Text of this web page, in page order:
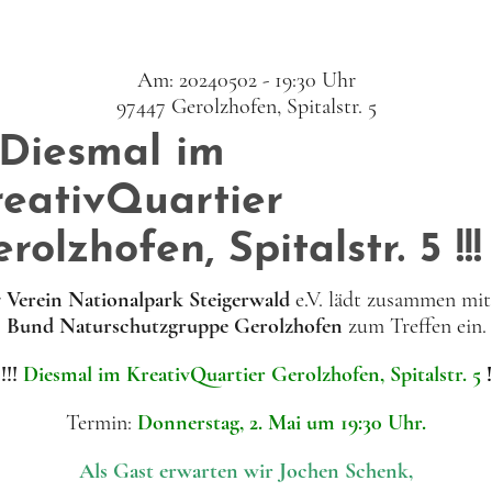
Am: 20240502 - 19:30 Uhr
97447 Gerolzhofen, Spitalstr. 5
im
Spitalstr. 5 !!!
Verein Nationalpark Steigerwalde.V. lädt zusammen
Bund Naturschutzgruppe Gerolzhofen zum Treffen ein.
!!! Diesmal im KreativQuartier Gerolzhofen, Spitalstr. 5
Termin: Donnerstag, 2. Mai um 19:30 Uhr.
Als Gast erwarten wir Jochen Schenk,